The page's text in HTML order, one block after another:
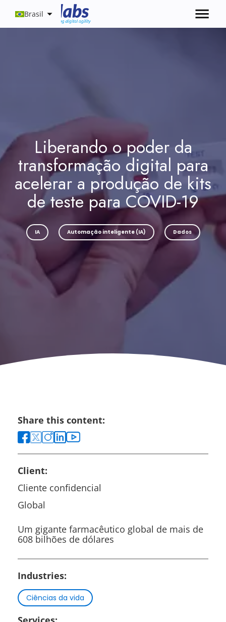
Brasil
Liberando o poder da
transformação digital para
acelerar a produção de kits
de teste para COVID-19
IA Automação inteligente (IA) Dados
Share this content:
Client:
Cliente confidencial
Global
Um gigante farmacêutico global de mais de
608 bilhões de dólares
Industries:
Ciências da vida